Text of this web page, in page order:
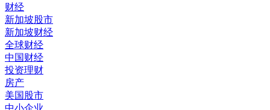
财经
新加坡股市
新加坡财经
全球财经
中国财经
投资理财
房产
美国股市
中小企业